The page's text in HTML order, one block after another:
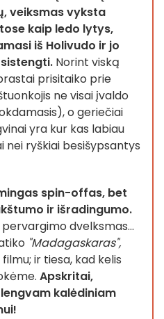
veiksmas vyksta
kaip ledo lytys,
iš Holivudo ir jo
Norint viską
prisitaiko prie
ne visai įvaldo
o geriečiai
yra kur kas labiau
nei ryškiai besišypsantys
spin-offas, bet
ir išradingumo.
dvelksmas...
"Madagaskaras",
ir tiesa, kad kelis
Apskritai,
kalėdiniam